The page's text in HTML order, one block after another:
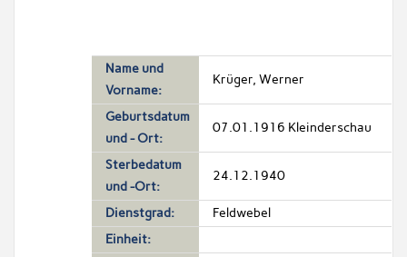
Name und
Vorname:
Krüger, Werner
Geburtsdatum
und - Ort:
07.01.1916 Kleinderschau
Sterbedatum
und -Ort:
24.12.1940
Dienstgrad:
Feldwebel
Einheit: